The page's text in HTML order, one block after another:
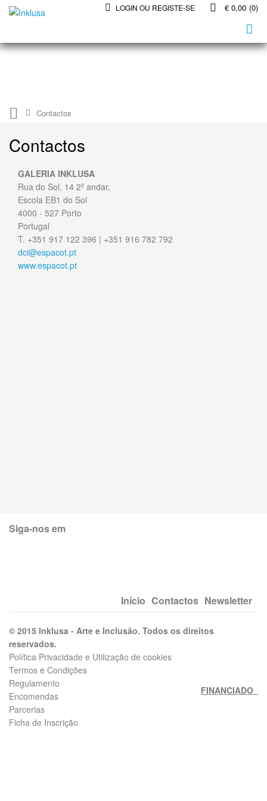
(0)
€ 0,00
LOGIN OU REGISTE-SE
Contactos
Contactos
GALERIA INKLUSA
Rua do Sol, 14 2º andar,
Escola EB1 do Sol
4000 - 527 Porto
Portugal
T. +351 917 122 396 | +351 916 782 792
dci@espacot.pt
www.espacot.pt
Siga-nos em
Início Contactos Newsletter
© 2015 Inklusa - Arte e Inclusão. Todos os direitos
reservados.
Política Privacidade e Utilização de cookies
Termos e Condições
Regulamento
Encomendas
Parcerias
Ficha de Inscrição
FINANCIADO